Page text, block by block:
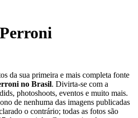
da sua primeira e mais completa fonte
no Brasil. Divirta-se com a
photoshoots, eventos e muito mais.
de nenhuma das imagens publicadas
o contrário; todas as fotos são